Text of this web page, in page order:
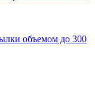
объемом до 300